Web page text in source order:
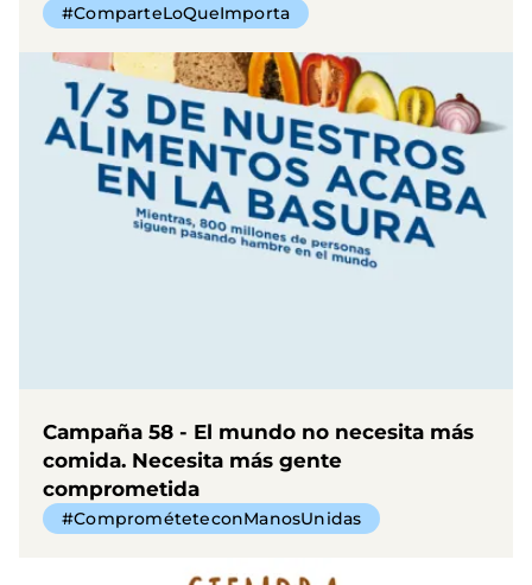
#ComparteLoQueImporta
Campaña 58 - El mundo no necesita más
comida. Necesita más gente
comprometida
#ComprométeteconManosUnidas